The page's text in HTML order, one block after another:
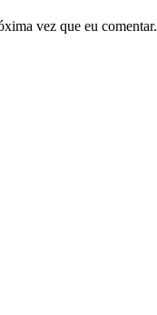
vez que eu comentar.